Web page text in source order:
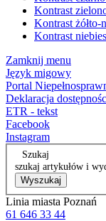
Kontrast
Kontrast żółto-
Kontrast
Zamknij menu
Język migowy
Portal
Deklaracja
ETR - tekst
Facebook
Instagram
Szukaj
szukaj artykułów i
Wyszukaj
Linia miasta Poznań
61 646 33 44